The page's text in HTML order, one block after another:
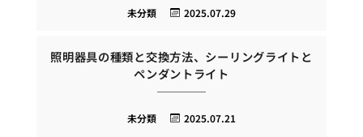
2025.07.29
未分類
照明器具の種類と交換方法、シーリングライトと
ペンダントライト
2025.07.21
未分類